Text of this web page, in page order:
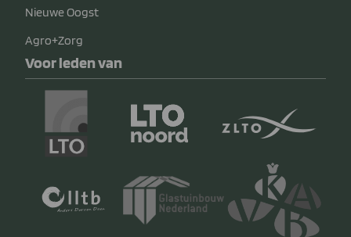
Nieuwe Oogst
Agro+Zorg
Voor leden van